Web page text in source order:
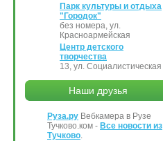
Парк культуры и отдыха
"Городок"
без номера, ул.
Красноармейская
Центр детского
творчества
13, ул. Социалистическая
Наши друзья
Руза.ру Вебкамера в Рузе
Тучково.ком - Все новости из
Тучково.